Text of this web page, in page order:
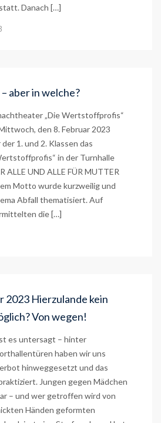
Danach […]
aber in welche?
„Die Wertstoffprofis“
den 8. Februar 2023
1. und 2. Klassen das
in der Turnhalle
ALLE UND ALLE FÜR MUTTER
Motto wurde kurzweilig und
Abfall thematisiert. Auf
die […]
2023 Hierzulande kein
Von wegen!
es untersagt – hinter
haben wir uns
hinweggesetzt und das
Jungen gegen Mädchen
– und wer getroffen wird von
Händen geformten